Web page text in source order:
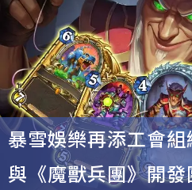
暴雪娛樂再添工會組
與《魔獸兵團》開